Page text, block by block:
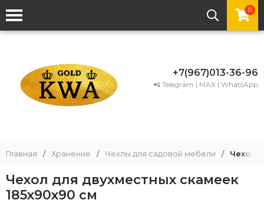
0
+7(967)013-36-96
📲 Telegram | MAX | WhatsApp
Главная / Хранение / Чехлы для садовой мебели / Чехол
Чехол для двухместных скамеек
185x90x90 см